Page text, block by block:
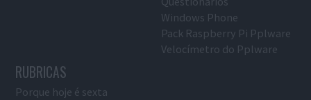
Windows Phone
Pack Raspberry Pi Pplware
Velocímetro do Pplware
RUBRICAS
Porque hoje é sexta